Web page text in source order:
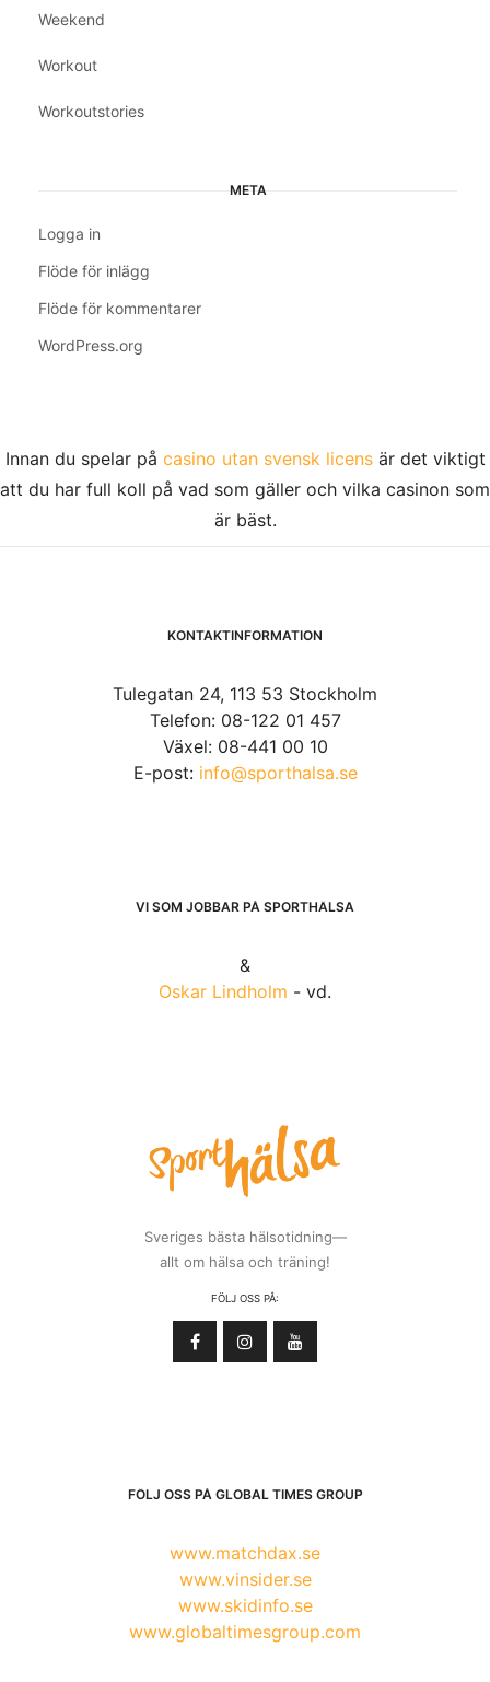
Weekend
Workout
Workoutstories
META
Logga in
Flöde för inlägg
Flöde för kommentarer
WordPress.org
Innan du spelar på casino utan svensk licensär det viktigt
att du har full koll på vad som gäller och vilka casinon som
är bäst.
KONTAKTINFORMATION
Tulegatan 24, 113 53 Stockholm
Telefon: 08-122 01 457
Växel: 08-441 00 10
E-post: info@sporthalsa.se
VI SOM JOBBAR PÅ SPORTHÄLSA
&
Oskar Lindholm - vd.
Sveriges bästa hälsotidning—
allt om hälsa och träning!
FÖLJ OSS PÅ:
FÖLJ OSS PÅ GLOBAL TIMES GROUP
www.matchdax.se
www.vinsider.se
www.skidinfo.se
www.globaltimesgroup.com